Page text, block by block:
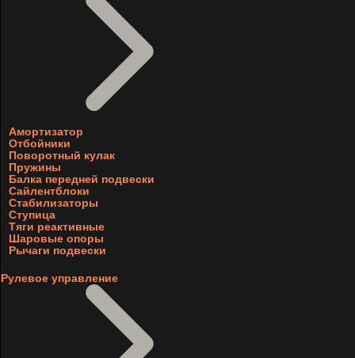
Амортизатор
Отбойники
Поворотный кулак
Пружины
Балка передней подвески
Сайлентблоки
Стабилизаторы
Ступица
Тяги реактивные
Шаровые опоры
Рычаги подвески
Рулевое управление